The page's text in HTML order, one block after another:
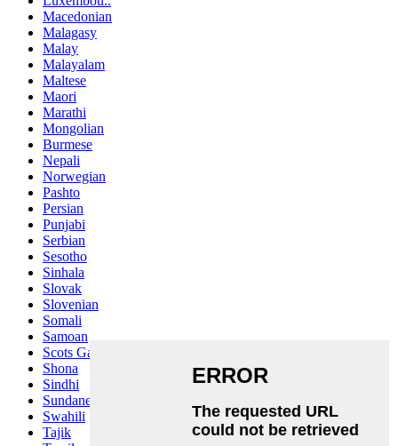
Macedonian
Malagasy
Malay
Malayalam
Maltese
Maori
Marathi
Mongolian
Burmese
Nepali
Norwegian
Pashto
Persian
Punjabi
Serbian
Sesotho
Sinhala
Slovak
Slovenian
Somali
Samoan
Scots Gaelic
Shona
Sindhi
Sundanese
Swahili
Tajik